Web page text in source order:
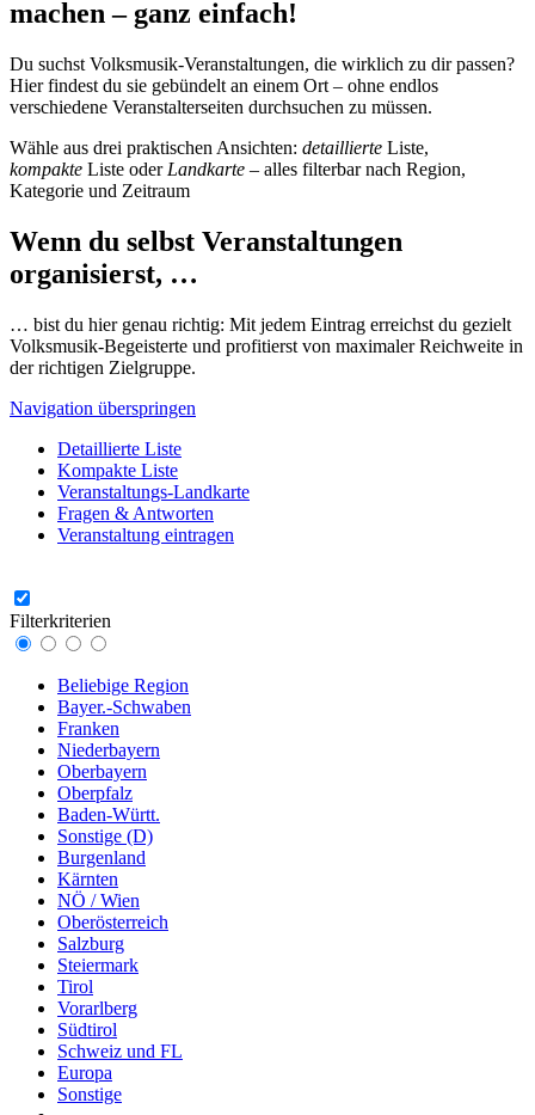
machen – ganz einfach!
Du suchst Volksmusik-Veranstaltungen, die wirklich zu dir passen?
Hier findest du sie gebündelt an einem Ort – ohne endlos
verschiedene Veranstalterseiten durchsuchen zu müssen.
Wähle aus drei praktischen Ansichten: detaillierte Liste,
kompakte Liste oder Landkarte – alles filterbar nach Region,
Kategorie und Zeitraum
Wenn du selbst Veranstaltungen
organisierst, …
… bist du hier genau richtig: Mit jedem Eintrag erreichst du gezielt
Volksmusik-Begeisterte und profitierst von maximaler Reichweite in
der richtigen Zielgruppe.
Navigation überspringen
Detaillierte Liste
Kompakte Liste
Veranstaltungs-Landkarte
Fragen & Antworten
Veranstaltung eintragen
Filterkriterien
Beliebige Region
Bayer.-Schwaben
Franken
Niederbayern
Oberbayern
Oberpfalz
Baden-Württ.
Sonstige (D)
Burgenland
Kärnten
NÖ / Wien
Oberösterreich
Salzburg
Steiermark
Tirol
Vorarlberg
Südtirol
Schweiz und FL
Europa
Sonstige